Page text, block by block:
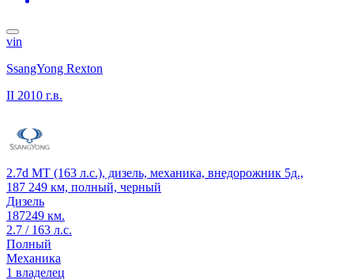
vin
SsangYong Rexton
II 2010 г.в.
2.7d MT (163 л.с.), дизель, механика, внедорожник 5д.,
187 249 км, полный, черный
Дизель
187249 км.
2.7 / 163 л.с.
Полный
Механика
1 владелец